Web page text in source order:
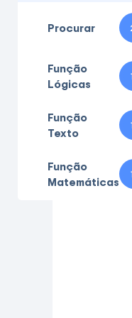
Procurar
Função
Lógicas
Função
Texto
Função
Matemáticas